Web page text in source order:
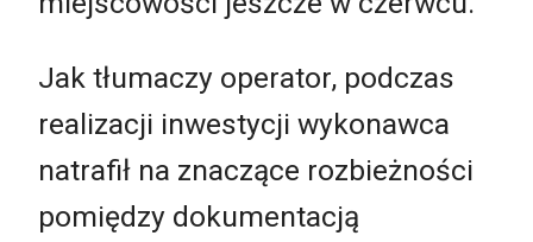
Jak tłumaczy operator, podczas
realizacji inwestycji wykonawca
natrafił na znaczące rozbieżności
pomiędzy dokumentacją